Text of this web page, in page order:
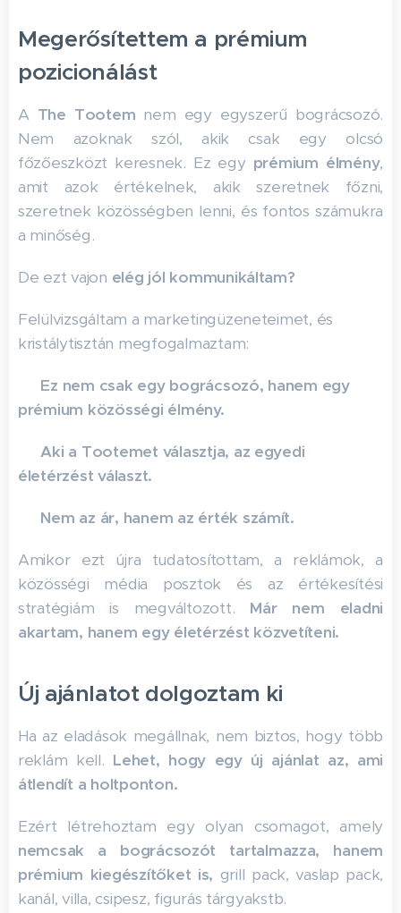
Megerősítettem a prémium
pozicionálást
A The Tootem nem egy egyszerű bográcsozó.
Nem azoknak szól, akik csak egy olcsó
főzőeszközt keresnek. Ez egy prémium élmény,
amit azok értékelnek, akik szeretnek főzni,
szeretnek közösségben lenni, és fontos számukra
a minőség.
De ezt vajon elég jól kommunikáltam?
Felülvizsgáltam a marketingüzeneteimet, és
kristálytisztán megfogalmaztam:
Ez nem csak egy bográcsozó, hanem egy
prémium közösségi élmény.
✅Aki a Tootemet választja, az egyedi
életérzést választ.
Nem az ár, hanem az érték számít.
Amikor ezt újra tudatosítottam, a reklámok, a
közösségi média posztok és az értékesítési
stratégiám is megváltozott. Már nem eladni
akartam, hanem egy életérzést közvetíteni.
Új ajánlatot dolgoztam ki
Ha az eladások megállnak, nem biztos, hogy több
reklám kell. Lehet, hogy egy új ajánlat az, ami
átlendít a holtponton.
Ezért létrehoztam egy olyan csomagot, amely
nemcsak a bográcsozót tartalmazza, hanem
prémium kiegészítőket is, grill pack, vaslap pack,
kanál, villa, csipesz, figurás tárgyakstb.